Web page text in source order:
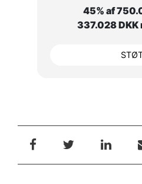
45% af
337.028 DKK